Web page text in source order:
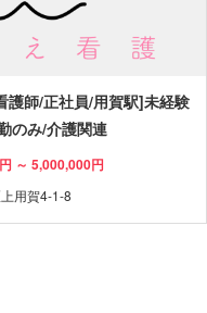
護師/正社員/用賀駅]未経験
のみ/介護関連
～ 5,000,000円
用賀4-1-8